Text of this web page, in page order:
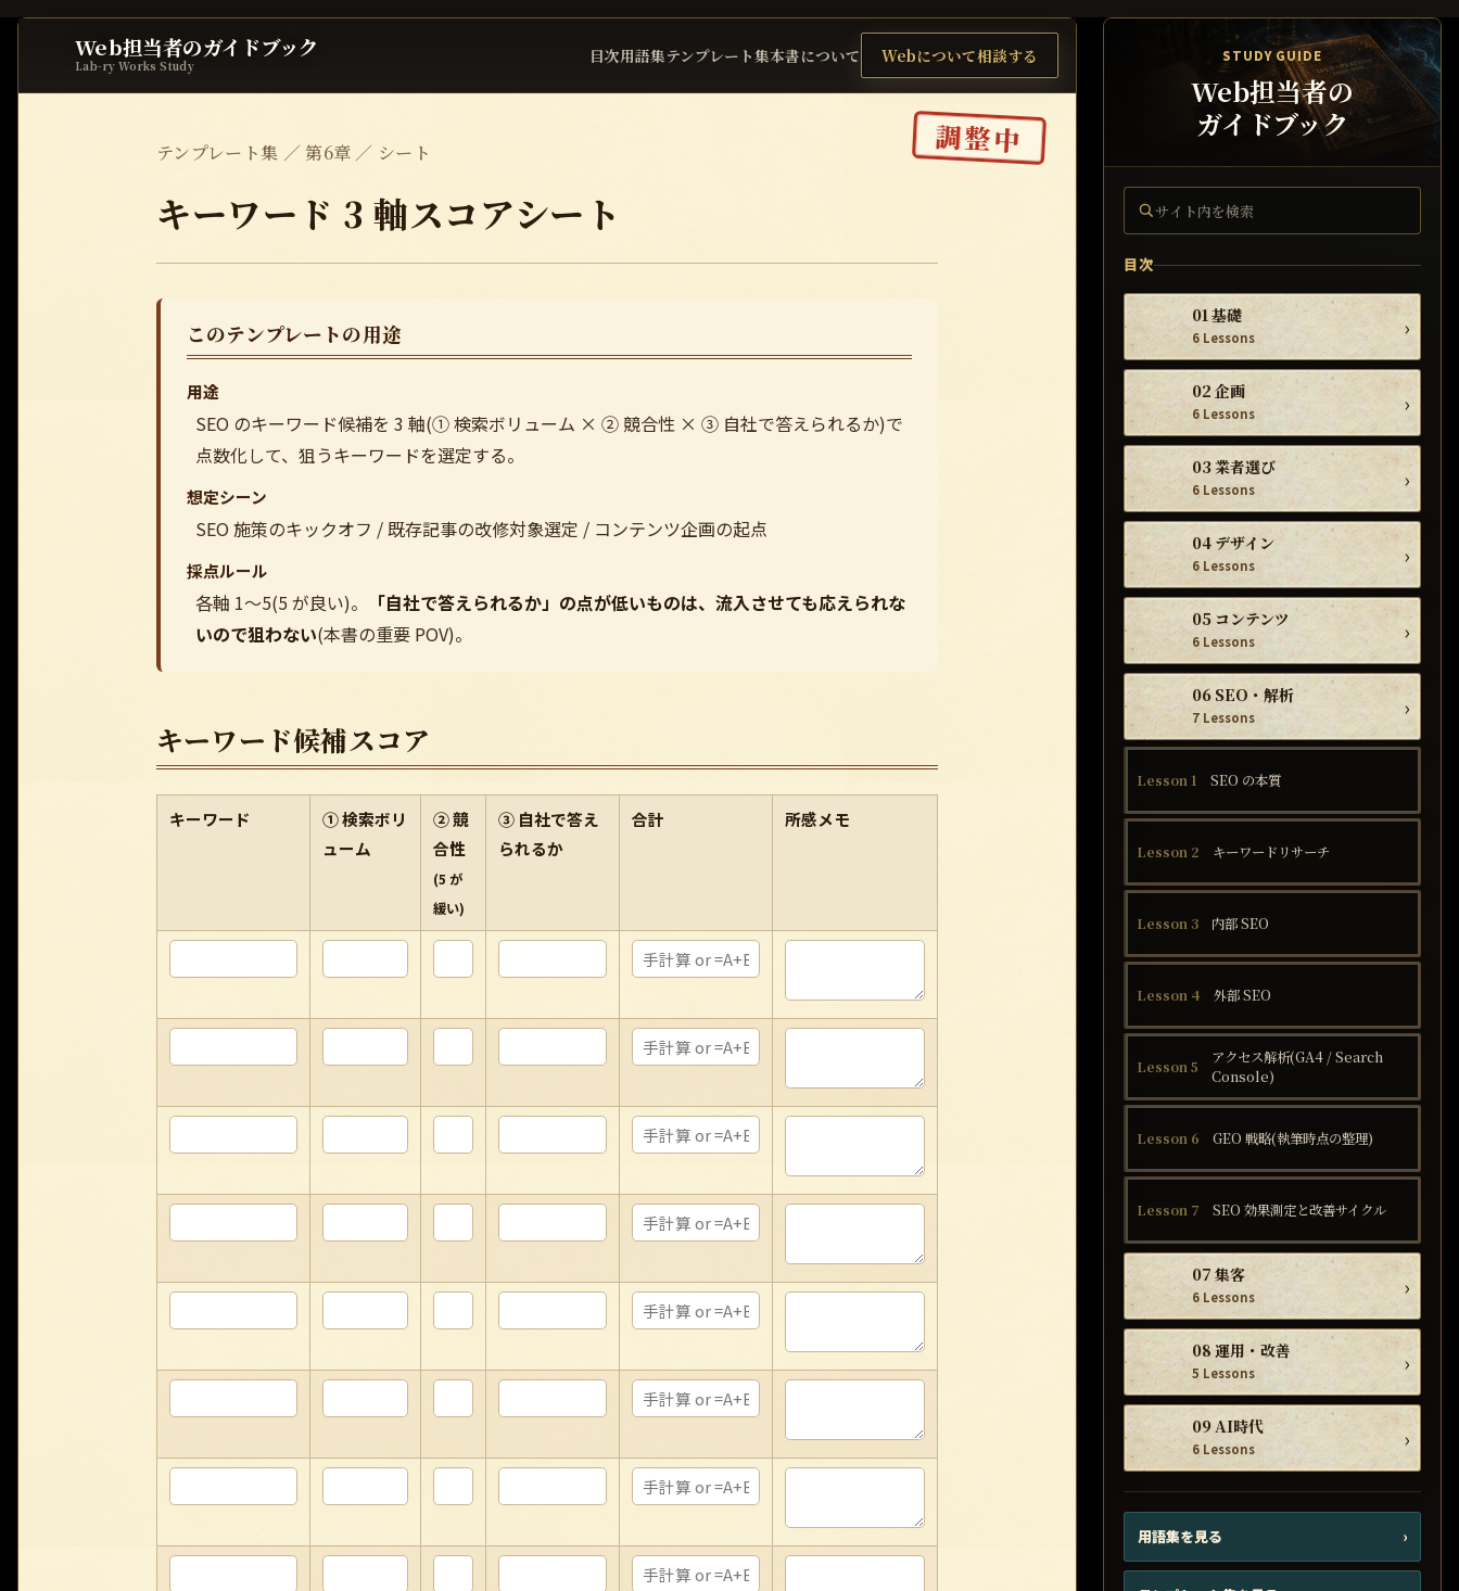
STUDY GUIDE
Web担当者の
ガイドブック
サイト内を検索
目次
01 基礎
6 Lessons ›
02 企画
6 Lessons ›
03 業者選び
6 Lessons ›
04 デザイン
6 Lessons ›
05 コンテンツ
6 Lessons ›
06 SEO・解析
7 Lessons ›
Lesson 1 SEO の本質
Lesson 2 キーワードリサーチ
Lesson 3 内部 SEO
Lesson 4 外部 SEO
Lesson 5
アクセス解析(GA4 / Search
Console)
Lesson 6 GEO 戦略(執筆時点の整理)
Lesson 7 SEO 効果測定と改善サイクル
07 集客
6 Lessons ›
08 運用・改善
5 Lessons ›
09 AI時代
6 Lessons ›
用語集を見る ›
Web担当者のガイドブック
Lab-ry Works Study
目次用語集テンプレート集本書について Webについて相談する
調整中
テンプレート集 ／ 第6章 ／ シート
キーワード 3 軸スコアシート
このテンプレートの用途
用途
SEO のキーワード候補を 3 軸(① 検索ボリューム × ② 競合性 × ③ 自社で答えられるか)で
点数化して、狙うキーワードを選定する。
想定シーン
SEO 施策のキックオフ / 既存記事の改修対象選定 / コンテンツ企画の起点
採点ルール
各軸 1〜5(5 が良い)。
「自社で答えられるか」の点が低いものは、流入させても応えられな
いので狙わない(本書の重要 POV)。
キーワード候補スコア
キーワード
① 検索ボリ
ューム
② 競
合性
(5 が
緩い)
③ 自社で答え
られるか
合計 所感メモ